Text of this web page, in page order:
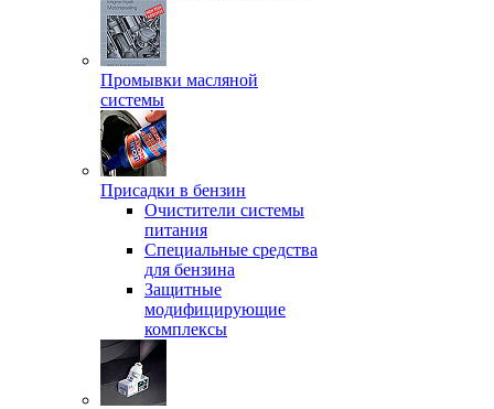
Промывки масляной
системы
Присадки в бензин
Очистители системы
питания
Специальные срeдства
для бензина
Защитные
модифицирующие
комплексы